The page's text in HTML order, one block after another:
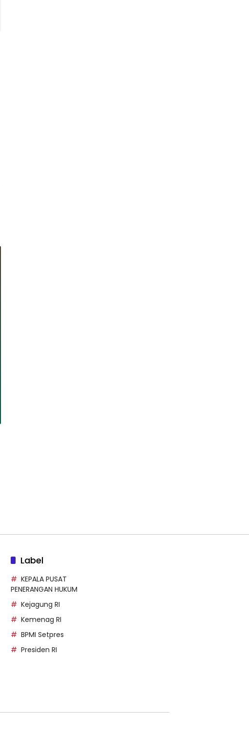
Label
KEPALA PUSAT
PENERANGAN HUKUM
Kejagung RI
Kemenag RI
BPMI Setpres
Presiden RI